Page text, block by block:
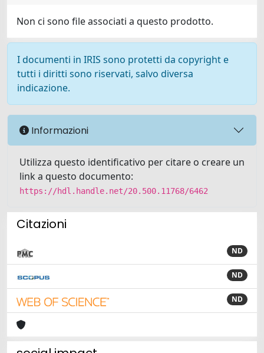
Non ci sono file associati a questo prodotto.
I documenti in IRIS sono protetti da copyright e
tutti i diritti sono riservati, salvo diversa
indicazione.
Informazioni
Utilizza questo identificativo per citare o creare un
link a questo documento:
https://hdl.handle.net/20.500.11768/6462
Citazioni
ND
ND
ND